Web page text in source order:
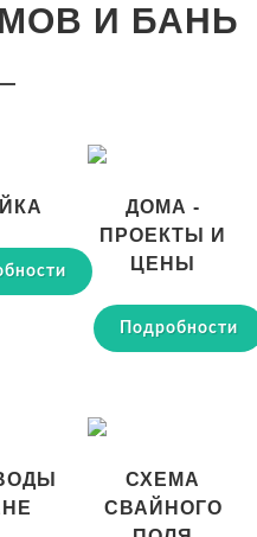
И БАНЬ
ДОМА -
ПРОЕКТЫ И
ЦЕНЫ
Подробности
СХЕМА
СВАЙНОГО